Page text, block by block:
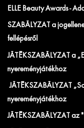
ELLE Beauty Awards -
SZABÁLYZAT a
fellépésről
JÁTÉKSZABÁLYZAT a
nyereményjátékhoz
JÁTÉKSZABÁLYZAT
nyereményjátékhoz
JÁTÉKSZABÁLYZAT az